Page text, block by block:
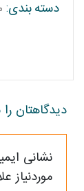
دسته بندی:
دیدگاهتان را
نشانی
موردنیاز